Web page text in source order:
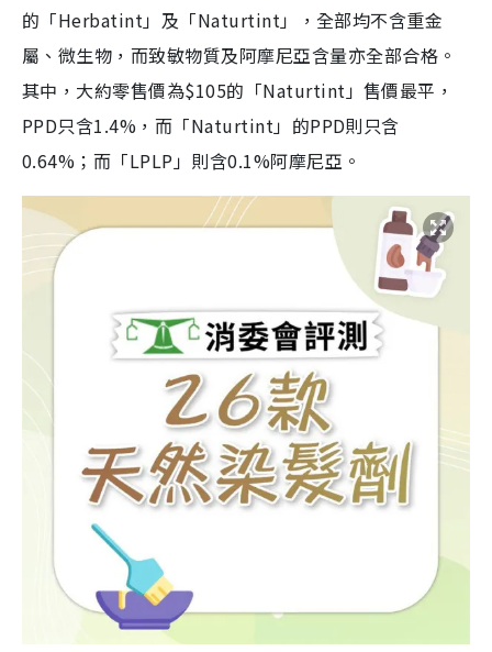
的「Herbatint」及「Naturtint」，全部均不含重金
屬、微生物，而致敏物質及阿摩尼亞含量亦全部合格。
其中，大約零售價為$105的「Naturtint」售價最平，
PPD只含1.4%，而「Naturtint」的PPD則只含
0.64%；而「LPLP」則含0.1%阿摩尼亞。